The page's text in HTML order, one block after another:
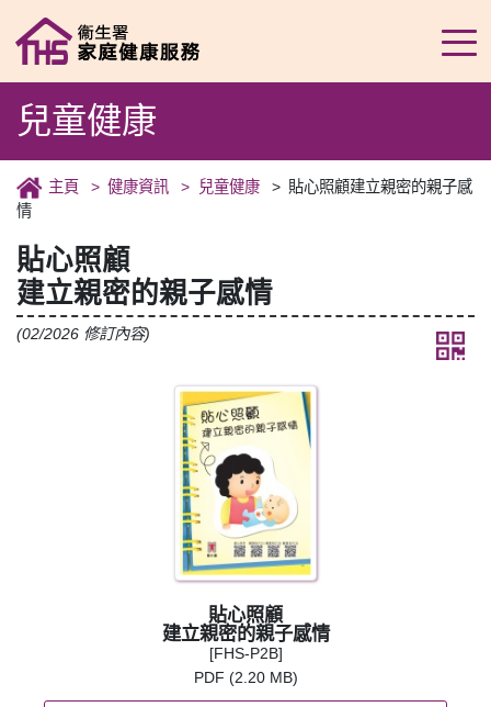
兒童健康
主頁 健康資訊 兒童健康
貼心照顧建立親密的親子感
情
貼心照顧
建立親密的親子感情
(02/2026 修訂內容)
貼心照顧
建立親密的親子感情
[FHS-P2B]
PDF (2.20 MB)